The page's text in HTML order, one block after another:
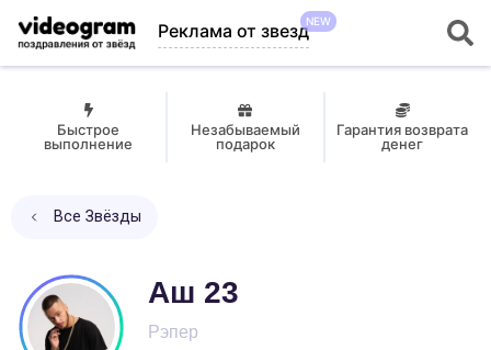
Реклама от звездNEW
Быстрое
выполнение
Незабываемый
подарок
Гарантия возврата
денег
Все Звёзды
Аш 23
Рэпер